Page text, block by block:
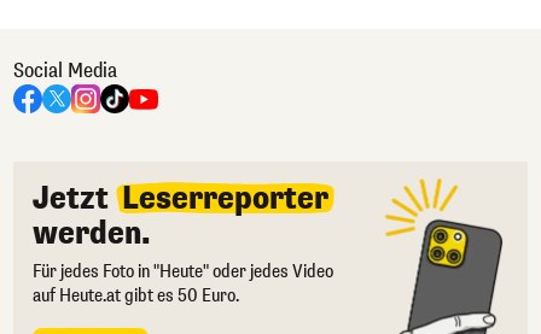
Social Media
Jetzt Leserreporter
werden.
Für jedes Foto in "Heute" oder jedes Video
auf Heute.at gibt es 50 Euro.